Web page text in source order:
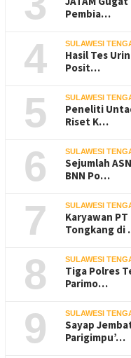
Pembia…
4 SULAWESI
Hasil Tes
Posit…
5 SULAWESI
Peneliti
Riset K…
6 SULAWESI
Sejumlah
BNN Po…
7 SULAWESI
Karyawan
Tongkang di
8 SULAWESI
Tiga Polres
Parimo…
9 SULAWESI
Sayap
Parigimpu’…